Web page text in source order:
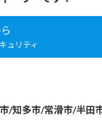
ュリティ
/知多市/常滑市/半田